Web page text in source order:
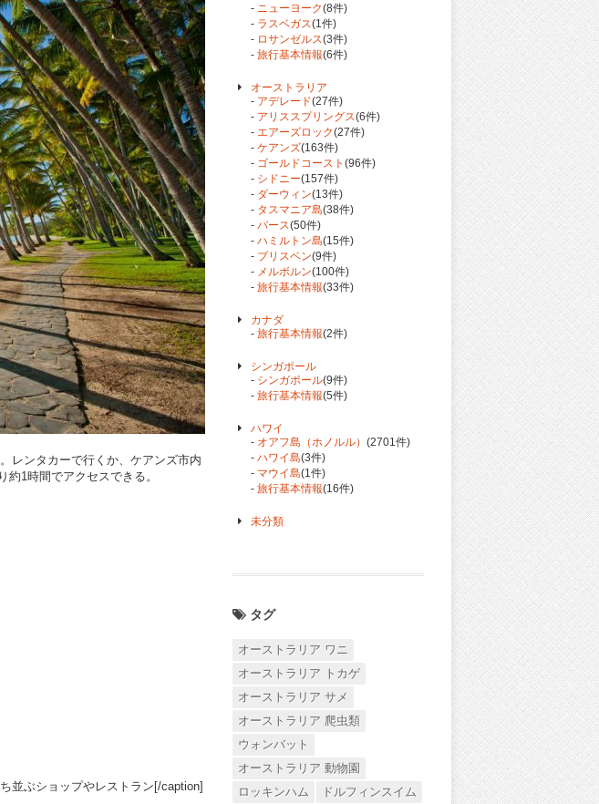
レンタカーで行くか、ケアンズ市内
1時間でアクセスできる。
並ぶショップやレストラン[/caption]
- ニューヨーク(8件)
- ラスベガス(1件)
- ロサンゼルス(3件)
- 旅行基本情報(6件)
オーストラリア
- アデレード(27件)
- アリススプリングス(6件)
- エアーズロック(27件)
- ケアンズ(163件)
- ゴールドコースト (96件)
- シドニー(157件)
- ダーウィン(13件)
- タスマニア島(38件)
- パース(50件)
- ハミルトン島(15件)
- ブリスベン(9件)
- メルボルン(100件)
- 旅行基本情報(33件)
カナダ
- 旅行基本情報(2件)
シンガポール
- シンガポール(9件)
- 旅行基本情報(5件)
ハワイ
- オアフ島（ホノルル） (2701件)
- ハワイ島(3件)
- マウイ島(1件)
- 旅行基本情報(16件)
未分類
タグ
オーストラリア ワニ
オーストラリア トカゲ
オーストラリア サメ
オーストラリア 爬虫類
ウォンバット
オーストラリア 動物園
ロッキンハム
ドルフィンスイム